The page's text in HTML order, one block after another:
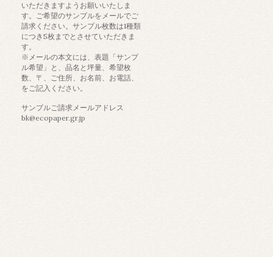
いただきますようお願いいたしま
す。ご希望のサンプルをメールでご
請求ください。サンプル枚数は1種類
につき5枚までとさせていただきま
す。
※メールの本文には、表題「サンプ
ル希望」と、品名と坪量、希望枚
数、〒、ご住所、お名前、お電話、
をご記入ください。
サンプルご請求メールアドレス
bk@ecopaper.gr.jp